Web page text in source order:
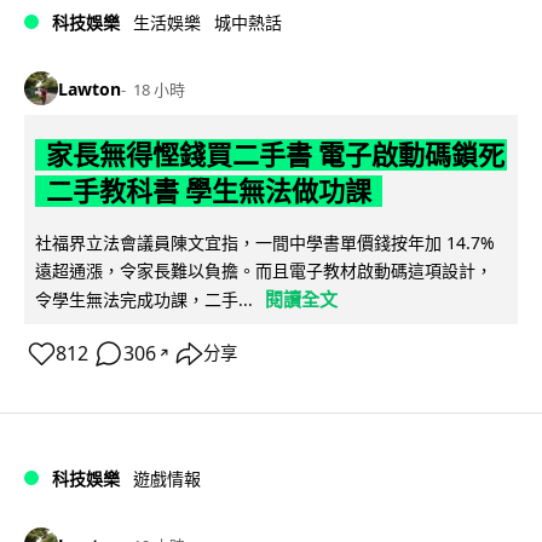
科技娛樂 生活娛樂 城中熱話
Lawton 18 小時
家長無得慳錢買二手書 電子啟動碼鎖死
二手教科書 學生無法做功課
社福界立法會議員陳文宜指，一間中學書單價錢按年加 14.7%
遠超通漲，令家長難以負擔。而且電子教材啟動碼這項設計，
令學生無法完成功課，二手...
閱讀全文
812 306 ↗ 分享
科技娛樂 遊戲情報